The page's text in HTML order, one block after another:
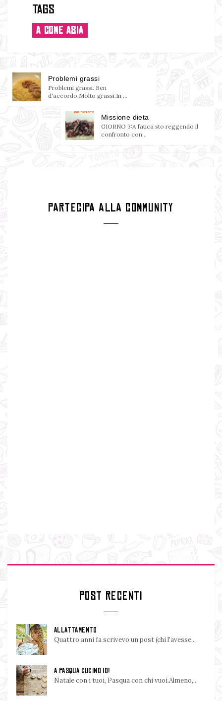
Tags
A COME ASIA
Problemi grassi
Problemi grassi. Ben
d'accordo.Molto grassi.In ...
Missione dieta
GIORNO 3:A fatica sto reggendo il
confronto con...
PARTECIPA ALLA COMMUNITY
POST RECENTI
ALLATTAMENTO
Quattro anni fa scrivevo un post (chi l'avesse...
A PASQUA CUCINO IO!
Natale con i tuoi, Pasqua con chi vuoi.Almeno,...